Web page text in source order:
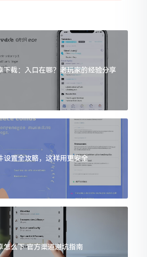
载：入口在哪？老玩家的经验分享
置全攻略，这样用更安全
么下 官方渠道避坑指南